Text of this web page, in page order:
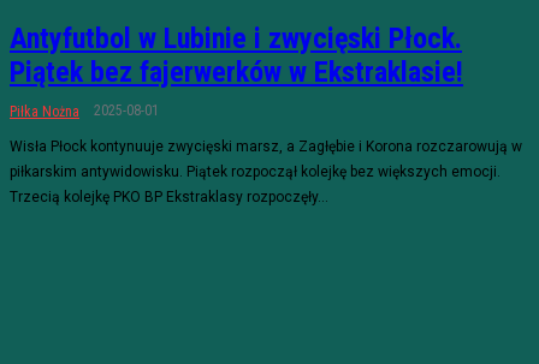
Antyfutbol w Lubinie i zwycięski Płock.
Piątek bez fajerwerków w Ekstraklasie!
Piłka Nożna 2025-08-01
Wisła Płock kontynuuje zwycięski marsz, a Zagłębie i Korona rozczarowują w
piłkarskim antywidowisku. Piątek rozpoczął kolejkę bez większych emocji.
Trzecią kolejkę PKO BP Ekstraklasy rozpoczęły...